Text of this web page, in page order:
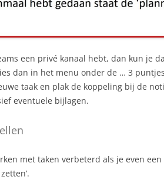
een privé kanaal hebt, dan kun je
dan in het menu onder de … 3
taak en plak de koppeling bij de
eventuele bijlagen.
met taken verbeterd als je even